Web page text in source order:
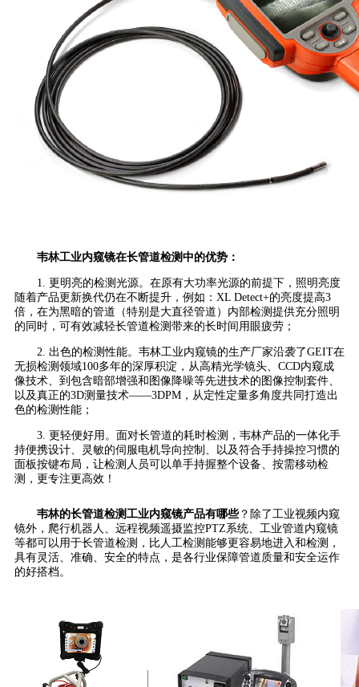
韦林工业内窥镜在长管道检测中的优势：
1. 更明亮的检测光源。在原有大功率光源的前提下，照明亮度
随着产品更新换代仍在不断提升，例如：XL Detect+的亮度提高3
倍，在为黑暗的管道（特别是大直径管道）内部检测提供充分照明
的同时，可有效减轻长管道检测带来的长时间用眼疲劳；
2. 出色的检测性能。韦林工业内窥镜的生产厂家沿袭了GEIT在
无损检测领域100多年的深厚积淀，从高精光学镜头、CCD内窥成
像技术、到包含暗部增强和图像降噪等先进技术的图像控制套件、
以及真正的3D测量技术——3DPM，从定性定量多角度共同打造出
色的检测性能；
3. 更轻便好用。面对长管道的耗时检测，韦林产品的一体化手
持便携设计、灵敏的伺服电机导向控制、以及符合手持操控习惯的
面板按键布局，让检测人员可以单手持握整个设备、按需移动检
测，更专注更高效！
韦林的长管道检测工业内窥镜产品有哪些？除了工业视频内窥
镜外，爬行机器人、远程视频遥摄监控PTZ系统、工业管道内窥镜
等都可以用于长管道检测，比人工检测能够更容易地进入和检测，
具有灵活、准确、安全的特点，是各行业保障管道质量和安全运作
的好搭档。